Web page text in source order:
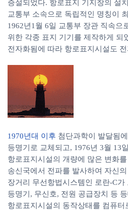
증설되었다. 항로표지 기지창의 설
교통부 소속으로 독립적인 명칭이
1962년1월 6일 교통부 장관 직속으
위한 각종 표지 기기를 제작하게 되
전자화됨에 따라 항로표지시설도
1970년대 이후 첨단과학이 발달됨
등명기로 교체되고, 1976년 3월 13
항로표지시설의 개량에 많은 변화
송신국에서 전파를 발사하여 자신
장거리 무선항법시스템인 로란-C가
등명기, 무신호, 전원 공급장치 등
항로표지시설의 동작상태를 컴퓨터